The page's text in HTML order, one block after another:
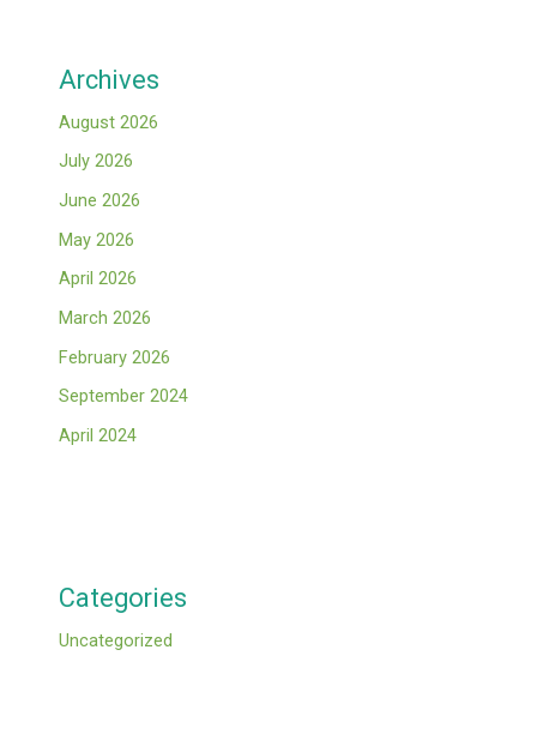
Archives
August 2026
July 2026
June 2026
May 2026
April 2026
March 2026
February 2026
September 2024
April 2024
Categories
Uncategorized